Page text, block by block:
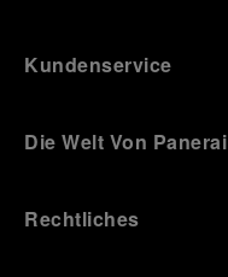
Kundenservice
Die Welt Von Panerai
Rechtliches